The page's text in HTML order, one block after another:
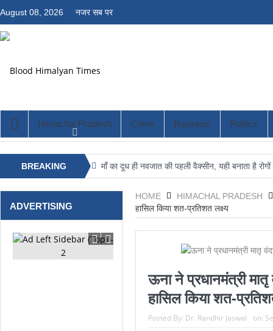
August 08, 2026 नजर सब पर
Himachal Pradesh Crime Business Politics
BREAKING
NEWS
माँ का दूध ही नवजात की पहली वैक्सीन, यही बनाता है
आईआईआईटी ऊना में अग्नि सुरक्षा का पाठ, फायर मॉक
राज्य स्तरीय बैडमिंटन प्रतियोगिता में ऊना का दम
जिला बैडमिंटन प्रतियोगिता में वशिष्ट पब्लिक स्कूल का
संत रविदास जी का जीवन दर्शन सर्वसमाज के लिए
रायजादा के बयान पर सत्ती का करारा पलटवार, बोले-
वशिष्ट पब्लिक स्कूल में शैक्षणिक प्रतियोगिताओं की धूम,
HOME
HIMACHAL PRADESH
हासिल किया शत-प्रतिशत लक्ष्य
ऊना ने प्रधानमंत्री
हासिल किया शत-
Posted By: Dr. Randhir Jaswal on:
ADVERTISING